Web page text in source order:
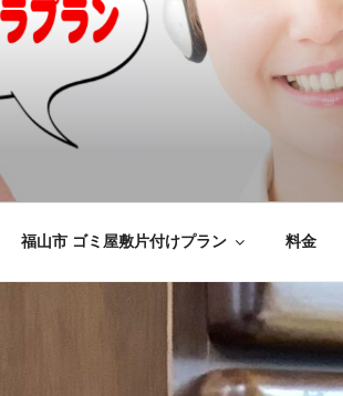
品回収、買取、
エコ福山営業所
す
福山市 ゴミ屋敷片付けプラン 料金